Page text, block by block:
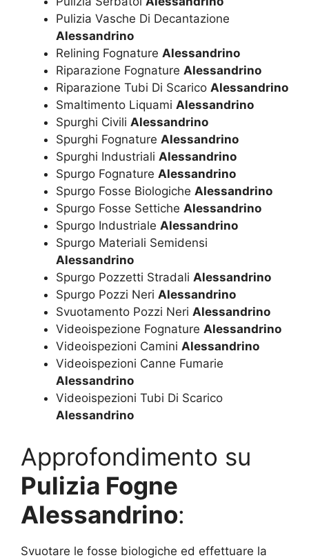
Pulizia Vasche Di Decantazione
Alessandrino
Relining Fognature Alessandrino
Riparazione Fognature Alessandrino
Riparazione Tubi Di Scarico Alessandrino
Smaltimento Liquami Alessandrino
Spurghi Civili Alessandrino
Spurghi Fognature Alessandrino
Spurghi Industriali Alessandrino
Spurgo Fognature Alessandrino
Spurgo Fosse Biologiche Alessandrino
Spurgo Fosse Settiche Alessandrino
Spurgo Industriale Alessandrino
Spurgo Materiali Semidensi
Alessandrino
Spurgo Pozzetti Stradali Alessandrino
Spurgo Pozzi Neri Alessandrino
Svuotamento Pozzi Neri Alessandrino
Videoispezione Fognature Alessandrino
Videoispezioni Camini Alessandrino
Videoispezioni Canne Fumarie
Alessandrino
Videoispezioni Tubi Di Scarico
Alessandrino
Approfondimento su
Pulizia Fogne
Alessandrino:
Svuotare le fosse biologiche ed effettuare la